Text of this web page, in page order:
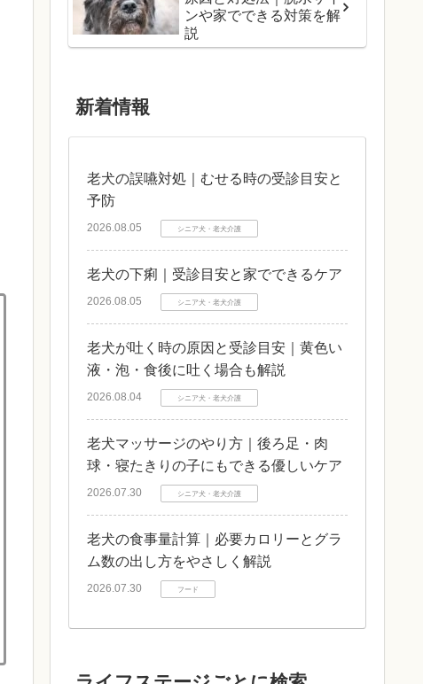
ンや家でできる対策を解
説
新着情報
老犬の誤嚥対処｜むせる時の受診目安と
予防
2026.08.05 シニア犬・老犬介護
老犬の下痢｜受診目安と家でできるケア
2026.08.05 シニア犬・老犬介護
老犬が吐く時の原因と受診目安｜黄色い
液・泡・食後に吐く場合も解説
2026.08.04 シニア犬・老犬介護
老犬マッサージのやり方｜後ろ足・肉
球・寝たきりの子にもできる優しいケア
2026.07.30 シニア犬・老犬介護
老犬の食事量計算｜必要カロリーとグラ
ム数の出し方をやさしく解説
2026.07.30 フード